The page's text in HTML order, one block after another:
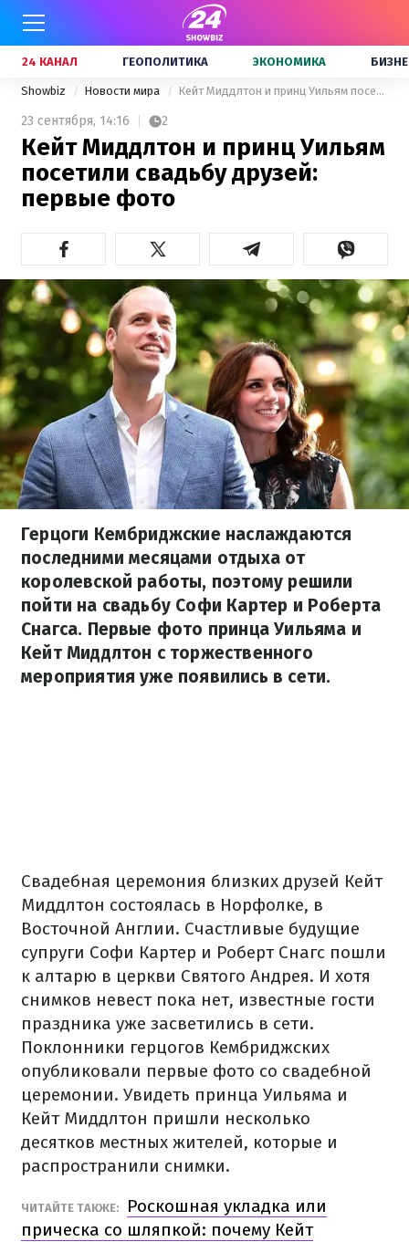
24 КАНАЛ ГЕОПОЛИТИКА ЭКОНОМИКА
Showbiz Новости мира Кейт Миддлтон и принц Уильям посетили свадьбу друзей: первые фото
23 сентября, 14:16 2
Кейт Миддлтон и принц Уильям
посетили свадьбу друзей:
первые фото
Герцоги Кембриджские наслаждаются
последними месяцами отдыха от
королевской работы, поэтому решили
пойти на свадьбу Софи Картер и Роберта
Снагса. Первые фото принца Уильяма и
Кейт Миддлтон с торжественного
мероприятия уже появились в сети.
Свадебная церемония близких друзей Кейт
Миддлтон состоялась в Норфолке, в
Восточной Англии. Счастливые будущие
супруги Софи Картер и Роберт Снагс пошли
к алтарю в церкви Святого Андрея. И хотя
снимков невест пока нет, известные гости
праздника уже засветились в сети.
Поклонники герцогов Кембриджских
опубликовали первые фото со свадебной
церемонии. Увидеть принца Уильяма и
Кейт Миддлтон пришли несколько
десятков местных жителей, которые и
распространили снимки.
ЧИТАЙТЕ ТАКЖЕ:
Роскошная укладка или
прическа со шляпкой: почему Кейт